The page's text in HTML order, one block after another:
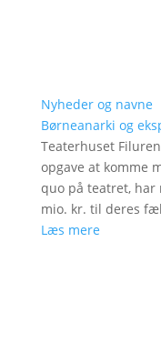
Nyheder og navne
Børneanarki og
Teaterhuset
opgave at komme
quo på teatret, har
mio. kr. til deres
Læs mere